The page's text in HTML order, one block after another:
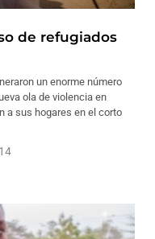
de refugiados
un enorme número
ola de violencia en
a sus hogares en el corto